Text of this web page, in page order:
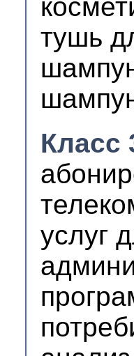
тушь
Класс
услуг